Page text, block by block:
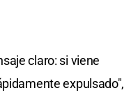
claro: si viene
expulsado",